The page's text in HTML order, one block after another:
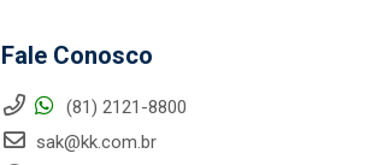
Fale Conosco
(81) 2121-8800
sak@kk.com.br